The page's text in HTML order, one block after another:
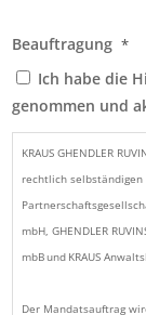
Beauftragung *
Ich habe die
genommen und
KRAUS GHENDLER
rechtlich selbständigen
mbH, GHENDLER
mbB und KRAUS
Der Mandatsauftrag